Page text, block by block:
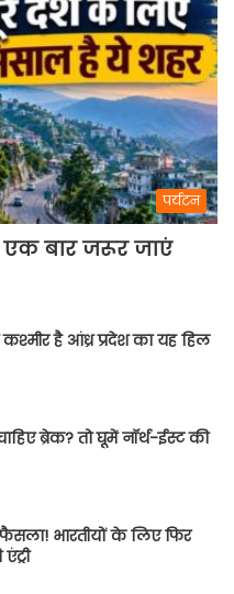
पर्यटन
एक बार जरूर जाएं
कश्मीर है आंध्र प्रदेश का यह हिल
ब्रेक? तो घूमें नॉर्थ-ईस्ट की
भारतीयों के लिए फिर